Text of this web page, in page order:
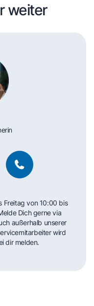
weiter
Freitag von 10:00 bis
Dich gerne via
außerhalb unserer
wird
dir melden.